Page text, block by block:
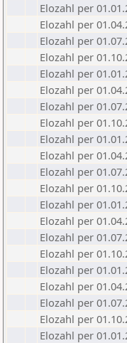
Elozahl per
Elozahl per
Elozahl per
Elozahl per
Elozahl per
Elozahl per
Elozahl per
Elozahl per
Elozahl per
Elozahl per
Elozahl per
Elozahl per
Elozahl per
Elozahl per
Elozahl per
Elozahl per
Elozahl per
Elozahl per
Elozahl per
Elozahl per
Elozahl per